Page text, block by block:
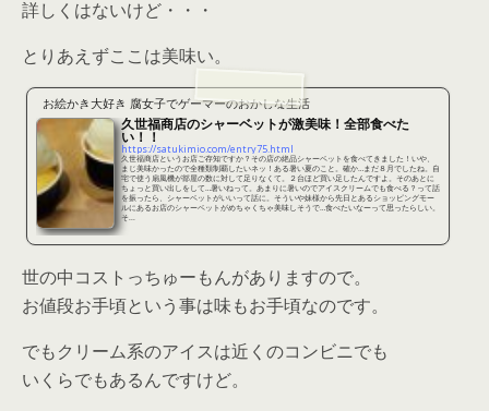
詳しくはないけど・・・
とりあえずここは美味い。
お絵かき大好き 腐女子でゲーマーのおかしな生活
久世福商店のシャーベットが激美味！全部食べた
い！！
https://satukimio.com/entry75.html
久世福商店というお店ご存知ですか？その店の絶品シャーベットを食べてきました！いや、
まじ美味かったので全種類制覇したいネッ！ある暑い夏のこと。確か…まだ８月でしたね。自
宅で使う扇風機が部屋の数に対して足りなくて。２台ほど買い足したんですよ。そのあとに
ちょっと買い出しをして…暑いねって。あまりに暑いのでアイスクリームでも食べる？って話
を振ったら、シャーベットがいいって話に。そういや妹様から先日とあるショッピングモー
ルにあるお店のシャーベットがめちゃくちゃ美味しそうで…食べたいなーって思ったらしい。
そ...
世の中コストっちゅーもんがありますので。
お値段お手頃という事は味もお手頃なのです。
でもクリーム系のアイスは近くのコンビニでも
いくらでもあるんですけど。